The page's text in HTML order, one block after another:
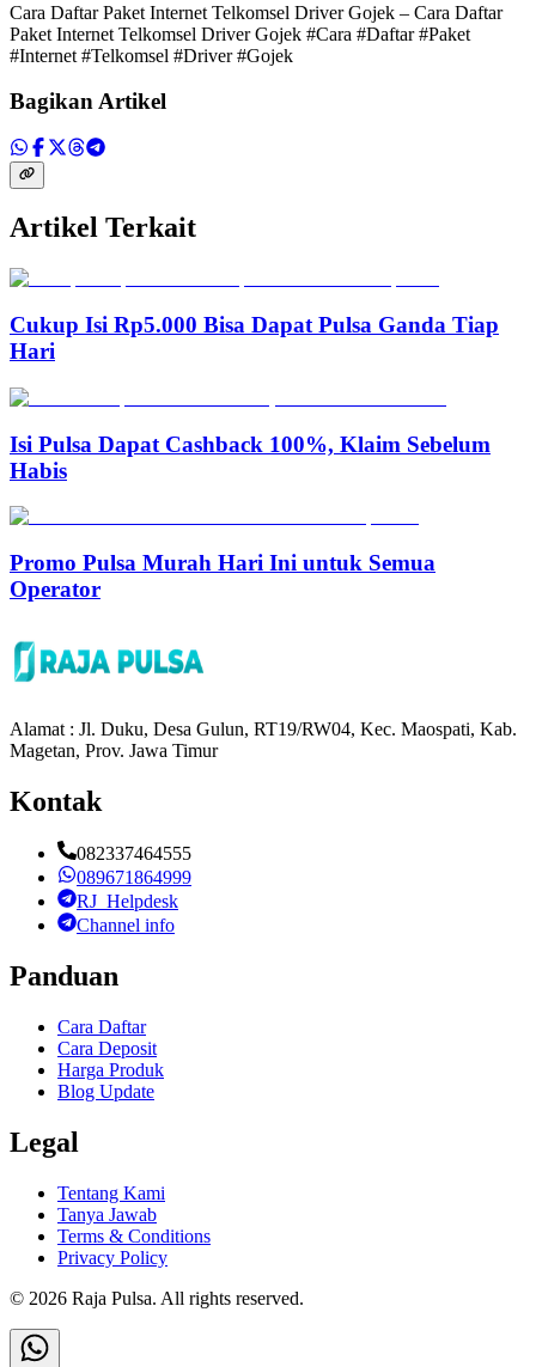
Cara Daftar Paket Internet Telkomsel Driver Gojek – Cara Daftar
Paket Internet Telkomsel Driver Gojek #Cara #Daftar #Paket
#Internet #Telkomsel #Driver #Gojek
Bagikan Artikel
Artikel Terkait
Cukup Isi Rp5.000 Bisa Dapat Pulsa Ganda Tiap
Hari
Isi Pulsa Dapat Cashback 100%, Klaim Sebelum
Habis
Promo Pulsa Murah Hari Ini untuk Semua
Operator
Alamat : Jl. Duku, Desa Gulun, RT19/RW04, Kec. Maospati, Kab.
Magetan, Prov. Jawa Timur
Kontak
082337464555
089671864999
RJ_Helpdesk
Channel info
Panduan
Cara Daftar
Cara Deposit
Harga Produk
Blog Update
Legal
Tentang Kami
Tanya Jawab
Terms & Conditions
Privacy Policy
© 2026 Raja Pulsa. All rights reserved.